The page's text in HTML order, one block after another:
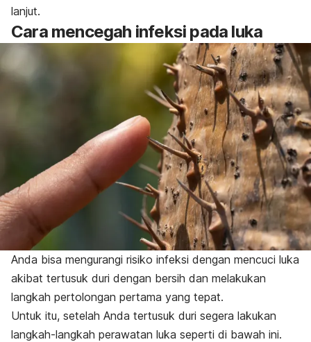
lanjut.
Cara mencegah infeksi pada luka
Anda bisa mengurangi risiko infeksi dengan mencuci luka
akibat tertusuk duri dengan bersih dan melakukan
langkah pertolongan pertama yang tepat.
Untuk itu, setelah Anda tertusuk duri segera lakukan
langkah-langkah perawatan luka seperti di bawah ini.